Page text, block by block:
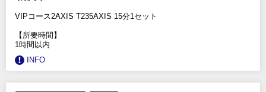
VIPコース2AXIS T235AXIS 15分1セット
【所要時間】
1時間以内
INFO